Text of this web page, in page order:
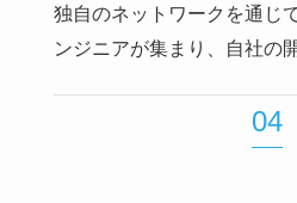
独自のネットワークを通じ
ンジニアが集まり、自社の
04